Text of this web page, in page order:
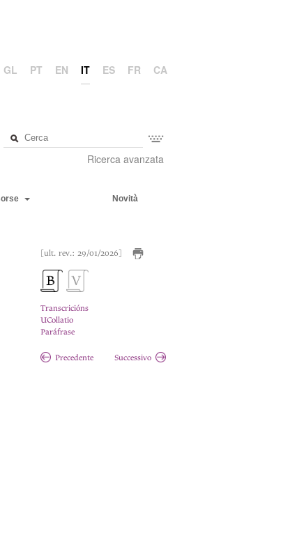
GL PT EN IT ES FR CA
Ricerca avanzata
Novità
[ult. rev.: 29/01/2026]
Transcricións
UCollatio
Paráfrase
Precedente Successivo